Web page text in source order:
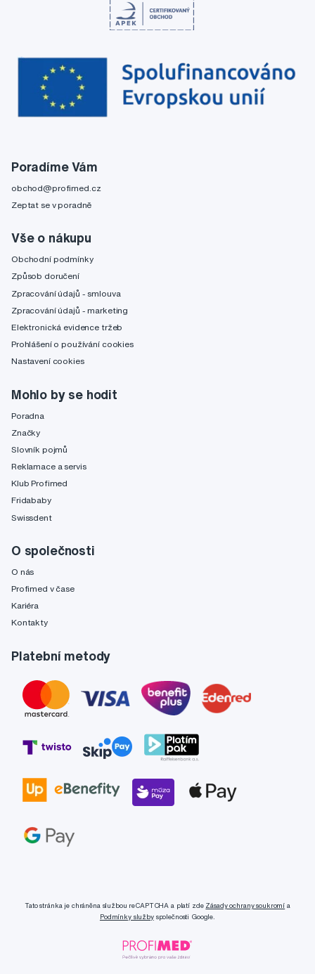
Poradíme Vám
obchod@profimed.cz
Zeptat se v poradně
Vše o nákupu
Obchodní podmínky
Způsob doručení
Zpracování údajů - smlouva
Zpracování údajů - marketing
Elektronická evidence tržeb
Prohlášení o používání cookies
Nastavení cookies
Mohlo by se hodit
Poradna
Značky
Slovník pojmů
Reklamace a servis
Klub Profimed
Fridababy
Swissdent
O společnosti
O nás
Profimed v čase
Kariéra
Kontakty
Platební metody
Tato stránka je chráněna službou reCAPTCHA a platí zde Zásady ochrany soukromí a
Podmínky službyspolečnosti Google.